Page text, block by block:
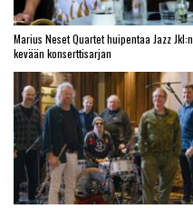
Marius Neset Quartet huipentaa Jazz Jkl:n
kevään konserttisarjan